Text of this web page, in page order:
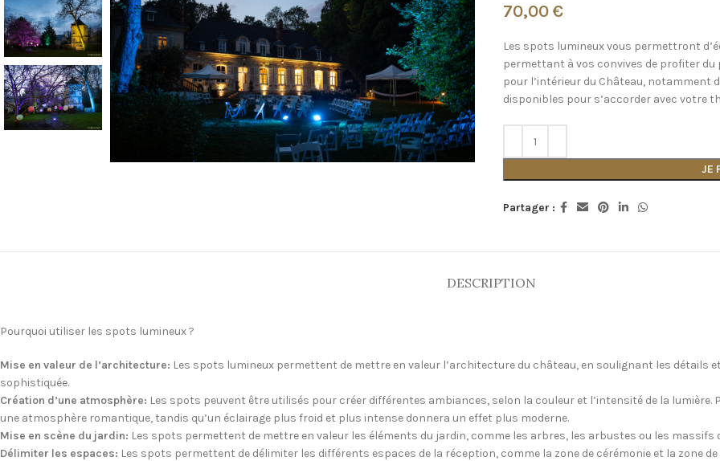
70,00 €
Les spots lumineux vous permettront
permettant à vos convives de profiter
pour l’intérieur du Château, notamment
disponibles pour s’accorder avec votre
JE
Partager :
DESCRIPTION
Pourquoi utiliser les spots lumineux ?
Mise en valeur de l’architecture: Les spots lumineux permettent de mettre en valeur l’architecture du château, en soulignant les détails
sophistiquée.
Création d’une atmosphère: Les spots peuvent être utilisés pour créer différentes ambiances, selon la couleur et l’intensité de la lumière.
une atmosphère romantique, tandis qu’un éclairage plus froid et plus intense donnera un effet plus moderne.
Mise en scène du jardin: Les spots permettent de mettre en valeur les éléments du jardin, comme les arbres, les arbustes ou les massifs
Délimiter les espaces: Les spots permettent de délimiter les différents espaces de la réception, comme la zone de cérémonie et la zone de